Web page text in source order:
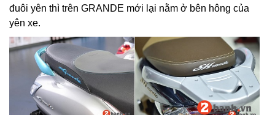
đuôi yên thì trên GRANDE mới lại nằm ở bên hông của
yên xe.